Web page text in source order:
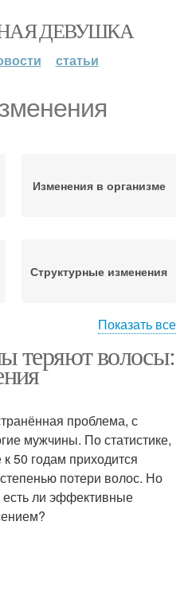
ДЕВУШКА
статьи
Изменения в организме
Структурные изменения
климаксе
Показать все
теряют волосы:
проблема, с
мужчины. По статистике,
50 годам приходится
потери волос. Но
есть ли эффективные